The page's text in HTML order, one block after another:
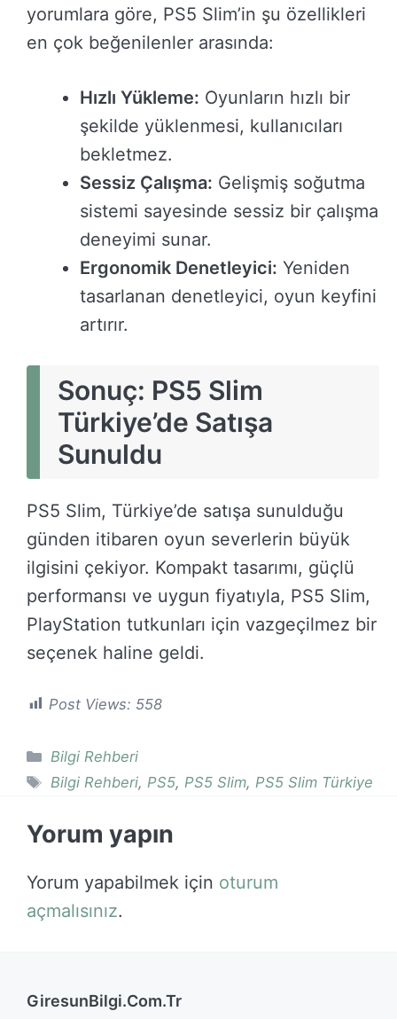
yorumlara göre, PS5 Slim’in şu özellikleri
en çok beğenilenler arasında:
Hızlı Yükleme: Oyunların hızlı bir
şekilde yüklenmesi, kullanıcıları
bekletmez.
Sessiz Çalışma: Gelişmiş soğutma
sistemi sayesinde sessiz bir çalışma
deneyimi sunar.
Ergonomik Denetleyici: Yeniden
tasarlanan denetleyici, oyun keyfini
artırır.
Sonuç: PS5 Slim
Türkiye’de Satışa
Sunuldu
PS5 Slim, Türkiye’de satışa sunulduğu
günden itibaren oyun severlerin büyük
ilgisini çekiyor. Kompakt tasarımı, güçlü
performansı ve uygun fiyatıyla, PS5 Slim,
PlayStation tutkunları için vazgeçilmez bir
seçenek haline geldi.
Post Views: 558
Kategoriler
Bilgi Rehberi
Etiketler
Bilgi Rehberi, PS5, PS5 Slim, PS5 Slim Türkiye
Yorum yapın
Yorum yapabilmek için oturum
açmalısınız.
GiresunBilgi.Com.Tr